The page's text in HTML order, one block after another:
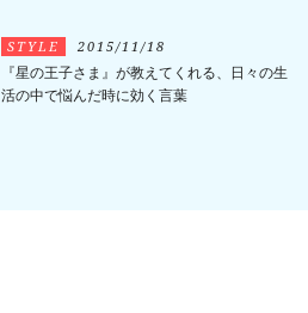
STYLE 2015/11/18
『星の王子さま』が教えてくれる、日々の生
活の中で悩んだ時に効く言葉